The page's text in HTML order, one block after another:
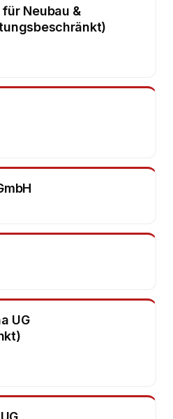
für Neubau &
UG